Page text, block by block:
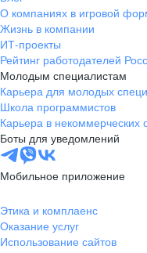
О компаниях в игровой
Жизнь в компании
ИТ-проекты
Рейтинг работодателей
Молодым специалистам
Карьера для молодых
Школа программистов
Карьера в некоммерческих
Боты для уведомлений
Мобильное приложение
Этика и комплаенс
Оказание услуг
Использование сайтов